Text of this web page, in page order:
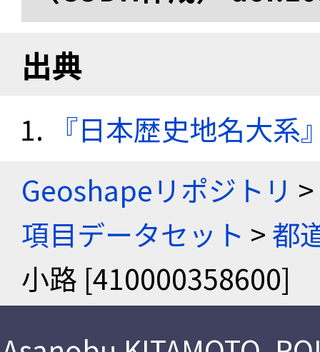
出典
『日本歴史地名大
Geoshapeリポジトリ >
項目データセット >都
小路 [410000358600]